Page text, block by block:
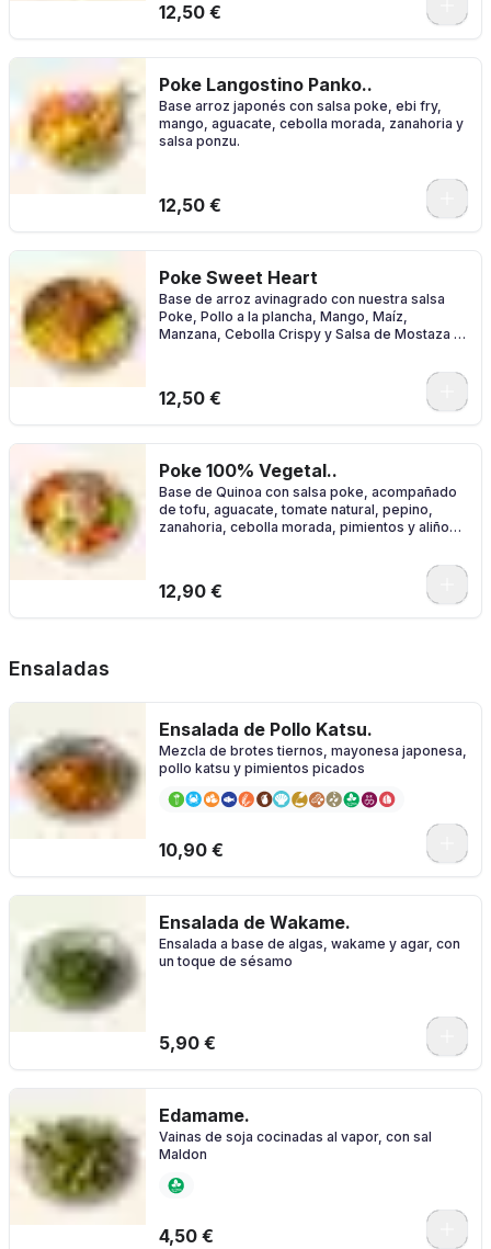
12,50 €
Poke Langostino Panko..
Base arroz japonés con salsa poke, ebi fry,
mango, aguacate, cebolla morada, zanahoria y
salsa ponzu.
12,50 €
Poke Sweet Heart
Base de arroz avinagrado con nuestra salsa
Poke, Pollo a la plancha, Mango, Maíz,
Manzana, Cebolla Crispy y Salsa de Mostaza y
12,50 €
Poke 100% Vegetal..
Base de Quinoa con salsa poke, acompañado
de tofu, aguacate, tomate natural, pepino,
zanahoria, cebolla morada, pimientos y aliño
12,90 €
Ensaladas
Ensalada de Pollo Katsu.
Mezcla de brotes tiernos, mayonesa japonesa,
pollo katsu y pimientos picados
10,90 €
Ensalada de Wakame.
Ensalada a base de algas, wakame y agar, con
un toque de sésamo
5,90 €
Edamame.
Vainas de soja cocinadas al vapor, con sal
Maldon
4,50 €